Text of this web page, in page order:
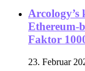
Arcology’s
Ethereum-
Faktor
23. Februar